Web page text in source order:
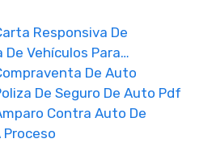
Responsiva De
Vehículos Para…
De Auto
De Seguro De Auto Pdf
Contra Auto De